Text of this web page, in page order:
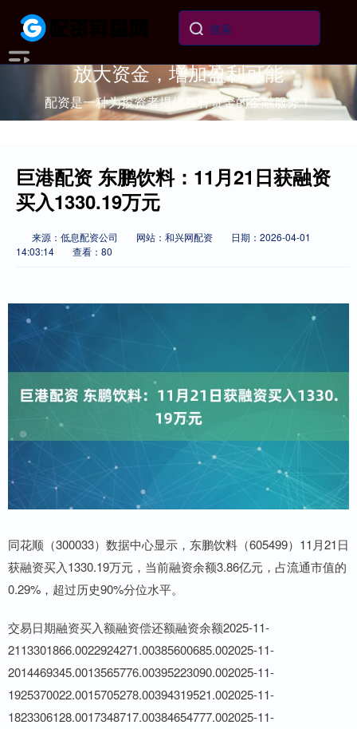
放大资金，增加盈利可能
配资是一种为投资者提供杠杆资金的金融服务！
巨港配资 东鹏饮料：11月21日获融资
买入1330.19万元
来源：低息配资公司 网站：和兴网配资
日期：2026-04-01
14:03:14
查看：80
同花顺（300033）数据中心显示，东鹏饮料（605499）11月21日
获融资买入1330.19万元，当前融资余额3.86亿元，占流通市值的
0.29%，超过历史90%分位水平。
交易日期融资买入额融资偿还额融资余额2025-11-
2113301866.0022924271.00385600685.002025-11-
2014469345.0013565776.00395223090.002025-11-
1925370022.0015705278.00394319521.002025-11-
1823306128.0017348717.00384654777.002025-11-